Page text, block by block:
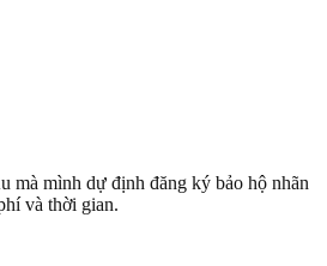
mà mình dự định đăng ký bảo hộ nhãn
và thời gian.